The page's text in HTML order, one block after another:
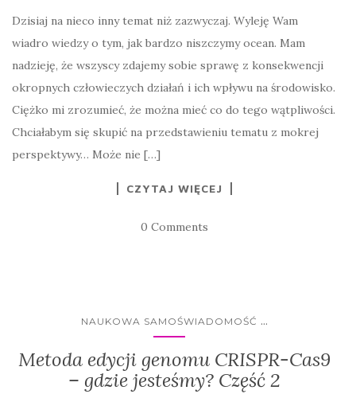
Dzisiaj na nieco inny temat niż zazwyczaj. Wyleję Wam
wiadro wiedzy o tym, jak bardzo niszczymy ocean. Mam
nadzieję, że wszyscy zdajemy sobie sprawę z konsekwencji
okropnych człowieczych działań i ich wpływu na środowisko.
Ciężko mi zrozumieć, że można mieć co do tego wątpliwości.
Chciałabym się skupić na przedstawieniu tematu z mokrej
perspektywy… Może nie […]
CZYTAJ WIĘCEJ
0 Comments
NAUKOWA SAMOŚWIADOMOŚĆ ...
Metoda edycji genomu CRISPR-Cas9
– gdzie jesteśmy? Część 2